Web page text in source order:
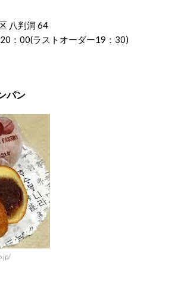
八判洞 64
：00(ラストオーダー19：30)
パン